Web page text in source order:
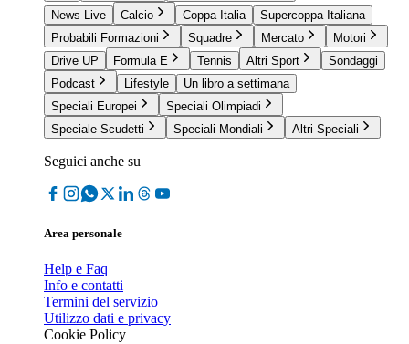
News Live
Calcio Coppa Italia
Supercoppa Italiana
Probabili Formazioni
Squadre Mercato
Motori
Drive UP
Formula E Tennis Altri Sport
Sondaggi
Podcast
Lifestyle
Un libro a settimana
Speciali Europei
Speciali Olimpiadi
Speciale Scudetti
Speciali Mondiali Altri Speciali
Seguici anche su
Area personale
Help e Faq
Info e contatti
Termini del servizio
Utilizzo dati e privacy
Cookie Policy